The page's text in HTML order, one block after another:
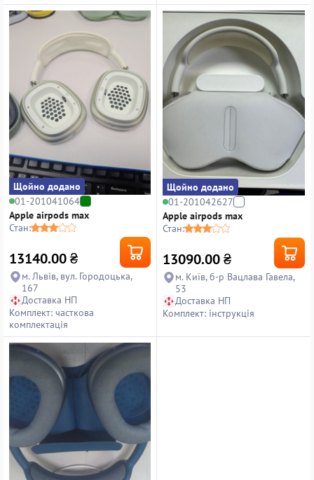
Щойно додано
01-201041064
Apple airpods max
Стан:
13140.00₴
м. Львів, вул. Городоцька,
167
Доставка НП
Комплект: часткова
комплектація
Щойно додано
01-201042627
Apple airpods max
Стан:
13090.00₴
м. Київ, б-р Вацлава Гавела,
53
Доставка НП
Комплект: інструкція